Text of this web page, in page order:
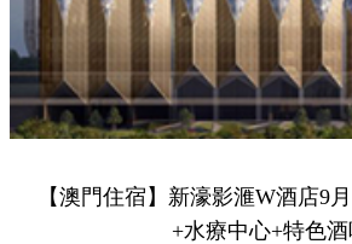
【澳門住宿】新濠影滙W酒店9
+水療中心+特色